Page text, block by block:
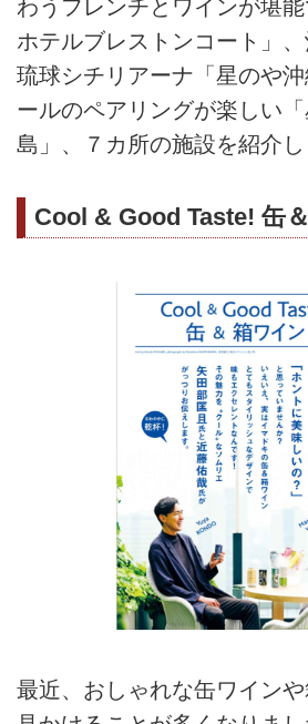
わうフレンチとワインが堪
ホテルブレストンコート」
琉球シチリアーナ「星のや
ールのペアリングが楽しい
島」、７カ所の施設を紹介し
Cool & Good Taste! 缶
最近、おしゃれな缶ワイン